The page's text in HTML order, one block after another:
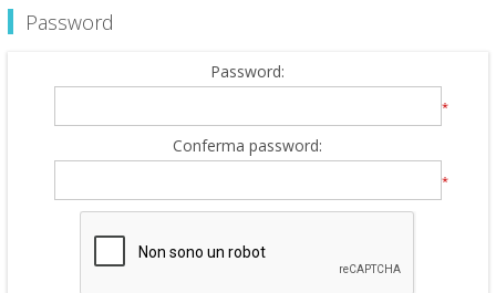
Password
Password:
*
Conferma password:
*